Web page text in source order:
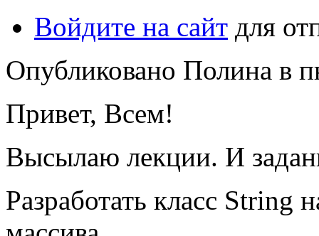
Войдите на сайт для
Опубликовано Полина в
Привет, Всем!
Высылаю лекции. И
Разработать класс String